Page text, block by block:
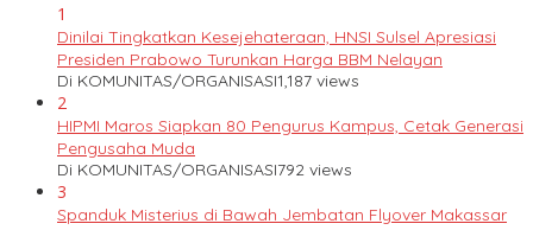
1
Dinilai Tingkatkan Kesejehateraan, HNSI Sulsel Apresiasi
Presiden Prabowo Turunkan Harga BBM Nelayan
Di KOMUNITAS/ORGANISASI1,187 views
2
HIPMI Maros Siapkan 80 Pengurus Kampus, Cetak Generasi
Pengusaha Muda
Di KOMUNITAS/ORGANISASI792 views
3
Spanduk Misterius di Bawah Jembatan Flyover Makassar